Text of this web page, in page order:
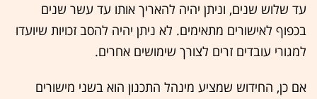
עד שלוש שנים, וניתן יהיה להאריך אותו עד עשר שנים
בכפוף לאישורים מתאימים. לא ניתן יהיה להסב זכויות שיועדו
למגורי עובדים זרים לצורך שימושים אחרים.
אם כן, החידוש שמציע מינהל התכנון הוא בשני מישורים